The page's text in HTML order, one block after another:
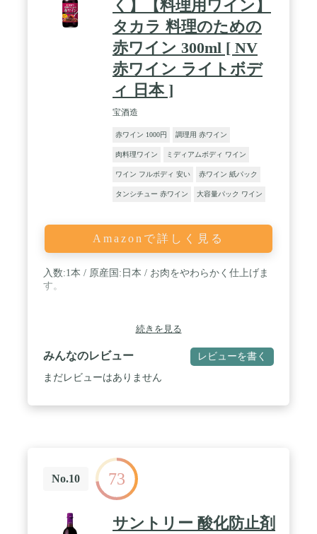
く】【料理用ワイン】
タカラ 料理のための
赤ワイン 300ml [ NV
赤ワイン ライトボデ
ィ 日本 ]
宝酒造
赤ワイン 1000円 調理用 赤ワイン
肉料理ワイン ミディアムボディ ワイン
ワイン フルボディ 安い 赤ワイン 紙パック
タンシチュー 赤ワイン 大容量パック ワイン
Amazonで詳しく見る
入数:1本 / 原産国:日本 / お肉をやわらかく仕上げま
す。
続きを見る
みんなのレビュー レビューを書く
まだレビューはありません
No.10 73
サントリー 酸化防止剤